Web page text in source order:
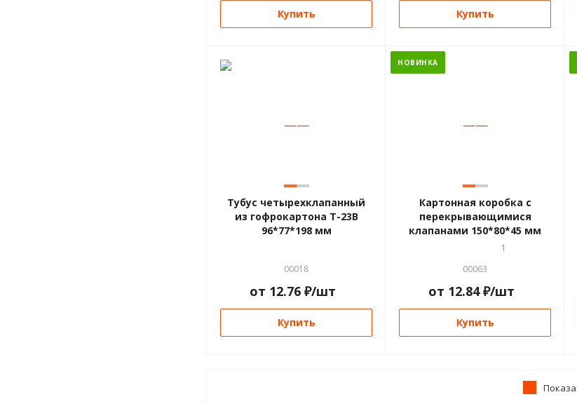
Купить Купить
——
Тубус четырехклапанный
из гофрокартона Т-23В
96*77*198 мм
00018
от 12.76 ₽/шт
Купить
НОВИНКА
——
Картонная коробка с
перекрывающимися
клапанами 150*80*45 мм
1
00063
от 12.84₽/шт
Купить